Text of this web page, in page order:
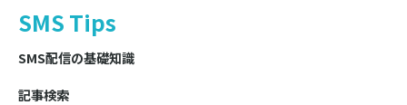
SMS Tips
SMS配信の基礎知識
記事検索